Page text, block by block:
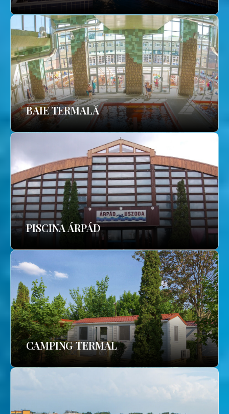
BAIE TERMALĂ
PISCINA ÁRPÁD
CAMPING TERMAL